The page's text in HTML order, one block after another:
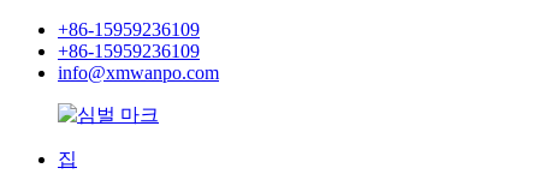
+86-15959236109
+86-15959236109
info@xmwanpo.com
집